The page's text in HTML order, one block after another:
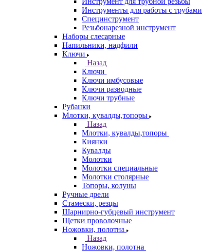
Инструменты для работы с трубами
Специнструмент
Резьбонарезной инструмент
Наборы слесарные
Напильники, надфили
Ключи
Назад
Ключи
Ключи имбусовые
Ключи разводные
Ключи трубные
Рубанки
Млотки, кувалды,топоры
Назад
Млотки, кувалды,топоры
Киянки
Кувалды
Молотки
Молотки специальные
Молотки столярные
Топоры, колуны
Ручные дрели
Стамески, резцы
Шарнирно-губцевый инструмент
Щетки проволочные
Ножовки, полотна
Назад
Ножовки, полотна